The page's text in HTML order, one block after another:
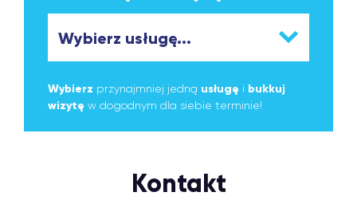
Wybierz przynajmniej jedną usługę i bukkuj
wizytę w dogodnym dla siebie terminie!
Kontakt